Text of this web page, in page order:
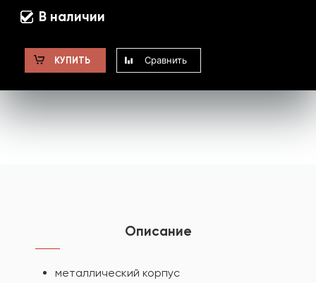
В наличии
КУПИТЬ Сравнить
Описание
металлический корпус